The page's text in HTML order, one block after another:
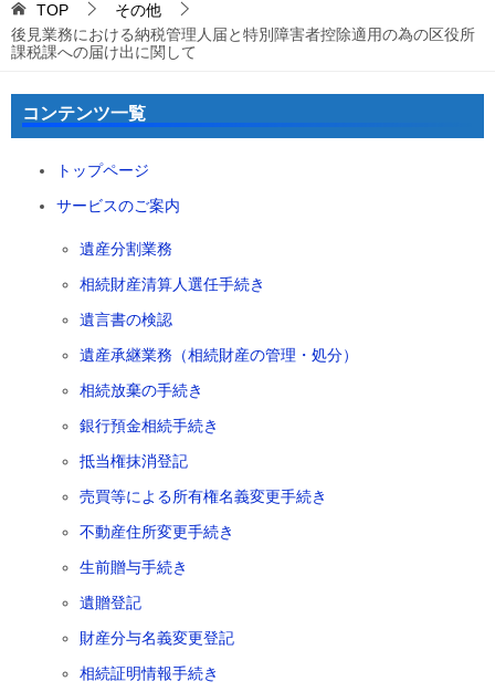
TOP
その他
後見業務における納税管理人届と特別障害者控除適用の為の区役所
課税課への届け出に関して
コンテンツ一覧
トップページ
サービスのご案内
遺産分割業務
相続財産清算人選任手続き
遺言書の検認
遺産承継業務（相続財産の管理・処分）
相続放棄の手続き
銀行預金相続手続き
抵当権抹消登記
売買等による所有権名義変更手続き
不動産住所変更手続き
生前贈与手続き
遺贈登記
財産分与名義変更登記
相続証明情報手続き